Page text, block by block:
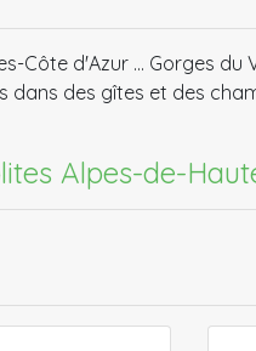
Côte d'Azur ... Gorges du
des gîtes et des
Alpes-de-